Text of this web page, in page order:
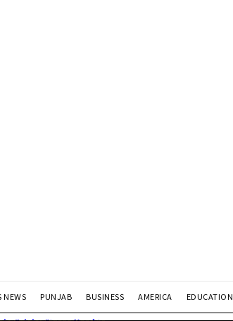
NEWS PUNJAB BUSINESS AMERICA EDUCATION